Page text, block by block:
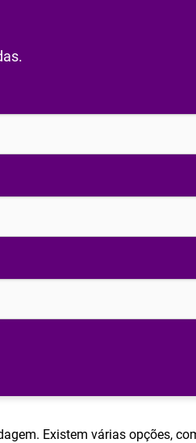
Existem várias opções,